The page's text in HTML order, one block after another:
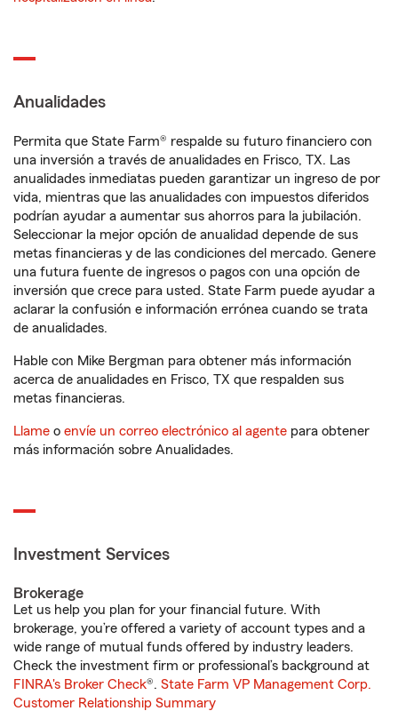
Anualidades
Permita que State Farm® respalde su futuro financiero con
una inversión a través de anualidades en Frisco, TX. Las
anualidades inmediatas pueden garantizar un ingreso de por
vida, mientras que las anualidades con impuestos diferidos
podrían ayudar a aumentar sus ahorros para la jubilación.
Seleccionar la mejor opción de anualidad depende de sus
metas financieras y de las condiciones del mercado. Genere
una futura fuente de ingresos o pagos con una opción de
inversión que crece para usted. State Farm puede ayudar a
aclarar la confusión e información errónea cuando se trata
de anualidades.
Hable con Mike Bergman para obtener más información
acerca de anualidades en Frisco, TX que respalden sus
metas financieras.
Llame o envíe un correo electrónico al agente para obtener
más información sobre Anualidades.
Investment Services
Brokerage
Let us help you plan for your financial future. With
brokerage, you’re offered a variety of account types and a
wide range of mutual funds offered by industry leaders.
Check the investment firm or professional’s background at
FINRA's Broker Check®. State Farm VP Management Corp.
Customer Relationship Summary